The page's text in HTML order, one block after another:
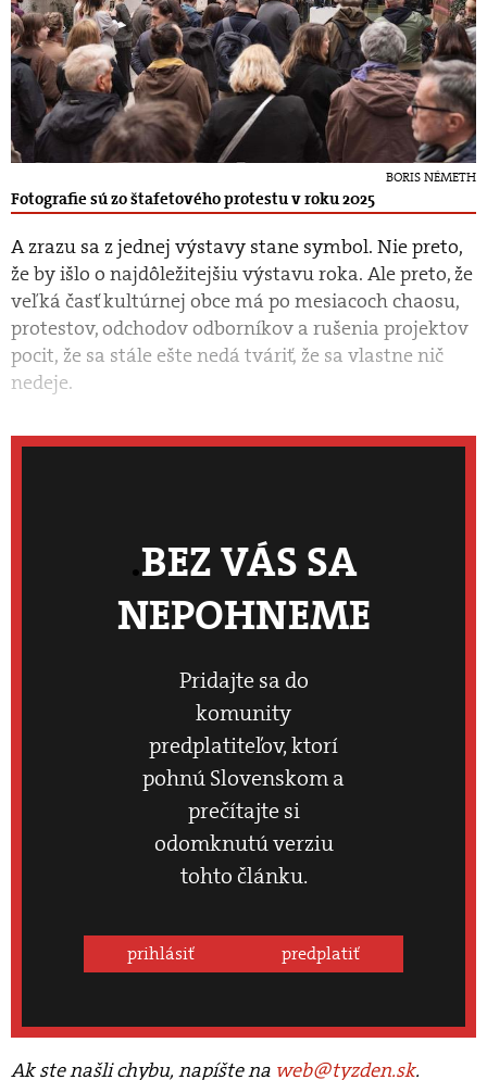
BORIS NÉMETH
Fotografie sú zo štafetového protestu v roku 2025
A zrazu sa z jednej výstavy stane symbol. Nie preto,
že by išlo o najdôležitejšiu výstavu roka. Ale preto, že
veľká časť kultúrnej obce má po mesiacoch chaosu,
protestov, odchodov odborníkov a rušenia projektov
pocit, že sa stále ešte nedá tváriť, že sa vlastne nič
nedeje.
BEZ VÁS SA
NEPOHNEME
Pridajte sa do
komunity
predplatiteľov, ktorí
pohnú Slovenskom a
prečítajte si
odomknutú verziu
tohto článku.
prihlásiť predplatiť
Ak ste našli chybu, napíšte na web@tyzden.sk.